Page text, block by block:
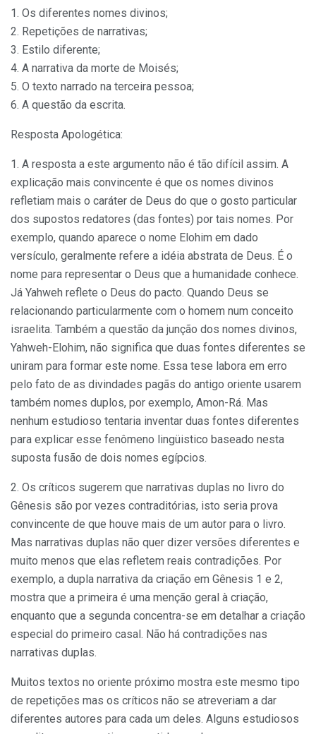
1. Os diferentes nomes divinos;
2. Repetições de narrativas;
3. Estilo diferente;
4. A narrativa da morte de Moisés;
5. O texto narrado na terceira pessoa;
6. A questão da escrita.
Resposta Apologética:
1. A resposta a este argumento não é tão difícil assim. A
explicação mais convincente é que os nomes divinos
refletiam mais o caráter de Deus do que o gosto particular
dos supostos redatores (das fontes) por tais nomes. Por
exemplo, quando aparece o nome Elohim em dado
versículo, geralmente refere a idéia abstrata de Deus. É o
nome para representar o Deus que a humanidade conhece.
Já Yahweh reflete o Deus do pacto. Quando Deus se
relacionando particularmente com o homem num conceito
israelita. Também a questão da junção dos nomes divinos,
Yahweh-Elohim, não significa que duas fontes diferentes se
uniram para formar este nome. Essa tese labora em erro
pelo fato de as divindades pagãs do antigo oriente usarem
também nomes duplos, por exemplo, Amon-Rá. Mas
nenhum estudioso tentaria inventar duas fontes diferentes
para explicar esse fenômeno lingüistico baseado nesta
suposta fusão de dois nomes egípcios.
2. Os críticos sugerem que narrativas duplas no livro do
Gênesis são por vezes contraditórias, isto seria prova
convincente de que houve mais de um autor para o livro.
Mas narrativas duplas não quer dizer versões diferentes e
muito menos que elas refletem reais contradições. Por
exemplo, a dupla narrativa da criação em Gênesis 1 e 2,
mostra que a primeira é uma menção geral à criação,
enquanto que a segunda concentra-se em detalhar a criação
especial do primeiro casal. Não há contradições nas
narrativas duplas.
Muitos textos no oriente próximo mostra este mesmo tipo
de repetições mas os críticos não se atreveriam a dar
diferentes autores para cada um deles. Alguns estudiosos